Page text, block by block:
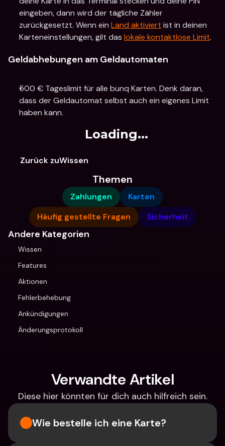
eingeben, dann wird der tägliche Zähler
zurückgesetzt. Wenn ein Land aktiviert ist in deinen
Karteneinstellungen, gilt das lokale kontaktlose Limit.
Geldabhebungen am Geldautomaten
500 € Tageslimit für alle bunq Karten. Denk daran,
dass der Geldautomat selbst auch ein eigenes Limit
haben kann.
Loading...
Zurück zuWissen
Themen
Zahlungen
Karten
Häufig gestellte Fragen
Sicherheit
Andere Kategorien
Wissen
Features
Aktionen
Fehlerbehebung
Ankündigungen
Änderungsprotokoll
Verwandte Artikel
Diese hier könnten für dich auch hilfreich sein.
Wie bestelle ich eine Karte?